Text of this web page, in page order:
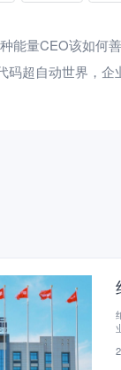
能量CEO该如何
码超自动世界，企